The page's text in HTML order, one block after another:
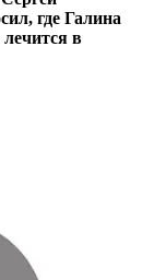
где Галина
в